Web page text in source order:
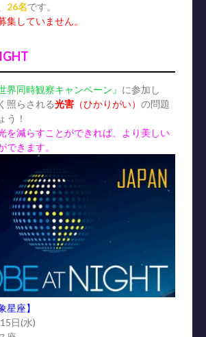
26名です。
していません。
界同時観察キャンペーン』 に参加し
照らされる光害 （ひかりがい） の問題
う！
を減らすことができれば、より美しい
できます。
星座】
日(水)